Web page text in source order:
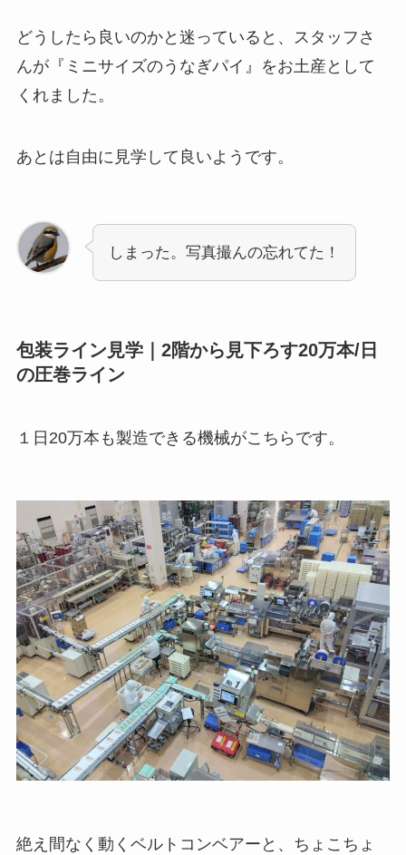
どうしたら良いのかと迷っていると、スタッフさ
んが『ミニサイズのうなぎパイ』をお土産として
くれました。
あとは自由に見学して良いようです。
しまった。写真撮んの忘れてた！
包装ライン見学｜2階から見下ろす20万本/日
の圧巻ライン
１日20万本も製造できる機械がこちらです。
絶え間なく動くベルトコンベアーと、ちょこちょ